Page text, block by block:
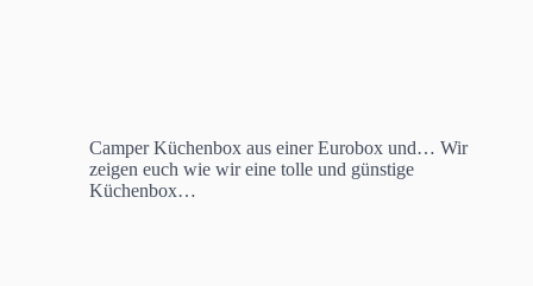
Camper Küchenbox aus einer Eurobox und… Wir
zeigen euch wie wir eine tolle und günstige
Küchenbox…